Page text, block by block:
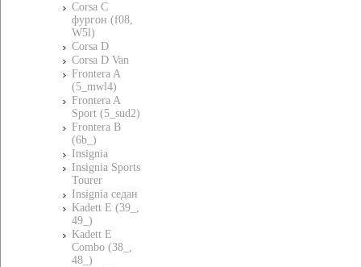
Corsa C
фургон (f08,
W5l)
Corsa D
Corsa D Van
Frontera A
(5_mwl4)
Frontera A
Sport (5_sud2)
Frontera B
(6b_)
Insignia
Insignia Sports
Tourer
Insignia седан
Kadett E (39_,
49_)
Kadett E
Combo (38_,
48_)